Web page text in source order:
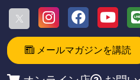
メールマガジンを講読